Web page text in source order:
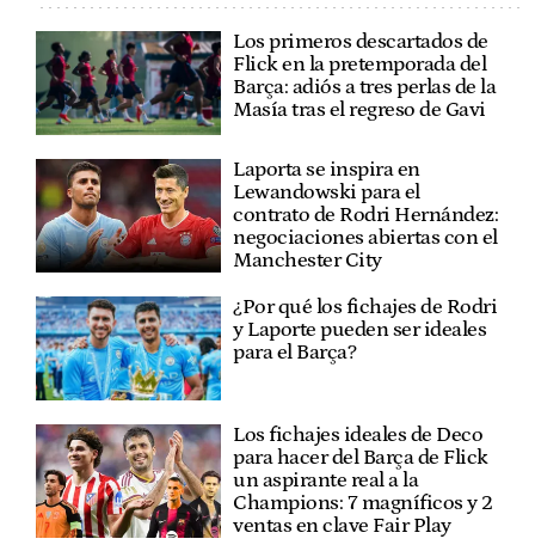
Los primeros descartados de
Flick en la pretemporada del
Barça: adiós a tres perlas de la
Masía tras el regreso de Gavi
Laporta se inspira en
Lewandowski para el
contrato de Rodri Hernández:
negociaciones abiertas con el
Manchester City
¿Por qué los fichajes de Rodri
y Laporte pueden ser ideales
para el Barça?
Los fichajes ideales de Deco
para hacer del Barça de Flick
un aspirante real a la
Champions: 7 magníficos y 2
ventas en clave Fair Play